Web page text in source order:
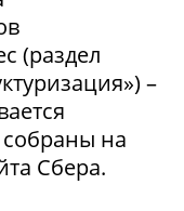
(раздел
–
на
Сбера.